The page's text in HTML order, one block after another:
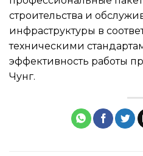
строительства и
инфраструктуры в
техническими
эффективность работы
Чунг.